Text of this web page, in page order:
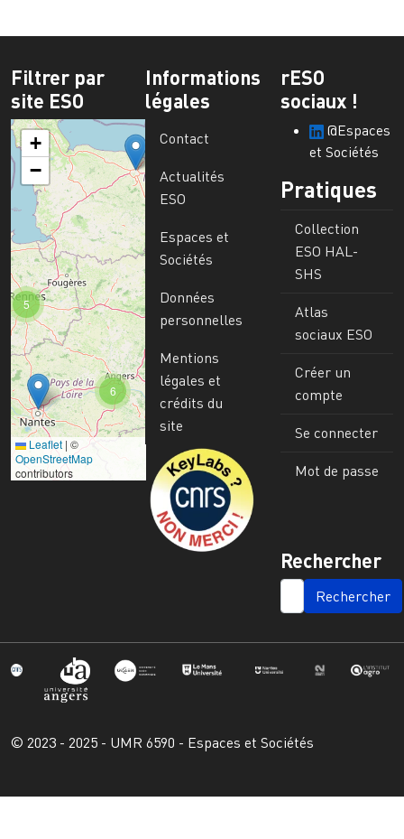
Filtrer par
site ESO
6
5
+
−
Leaflet | ©
OpenStreetMap
contributors
Informations
légales
Contact
Actualités
ESO
Espaces et
Sociétés
Données
personnelles
Mentions
légales et
crédits du
site
Image
rESO
sociaux !
@Espaces
et Sociétés
Pratiques
Collection
ESO HAL-
SHS
Atlas
sociaux ESO
Créer un
compte
Se connecter
Mot de passe
Rechercher
SEARCH
© 2023 - 2025 - UMR 6590 - Espaces et Sociétés